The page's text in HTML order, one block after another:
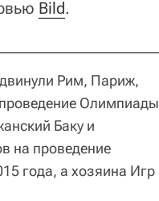
Bild.
Рим, Париж,
Олимпиады
Баку и
на проведение
года, а хозяина Игр